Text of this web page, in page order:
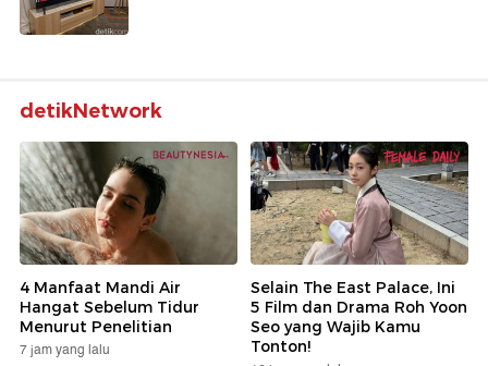
detikNetwork
4 Manfaat Mandi Air
Hangat Sebelum Tidur
Menurut Penelitian
7 jam yang lalu
Selain The East Palace, Ini
5 Film dan Drama Roh Yoon
Seo yang Wajib Kamu
Tonton!